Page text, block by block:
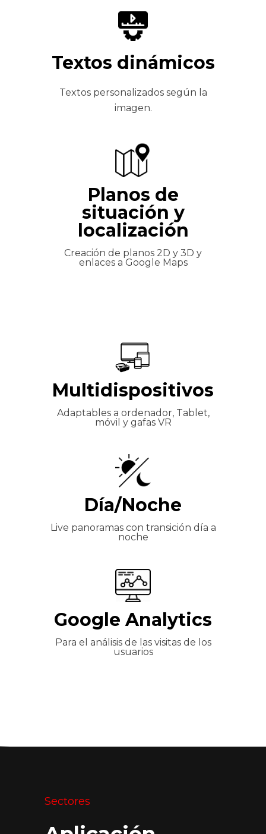
Textos dinámicos
Textos personalizados según la
imagen.
Planos de
situación y
localización
Creación de planos 2D y 3D y
enlaces a Google Maps
Multidispositivos
Adaptables a ordenador, Tablet,
móvil y gafas VR
Día/Noche
Live panoramas con transición día a
noche
Google Analytics
Para el análisis de las visitas de los
usuarios
Sectores